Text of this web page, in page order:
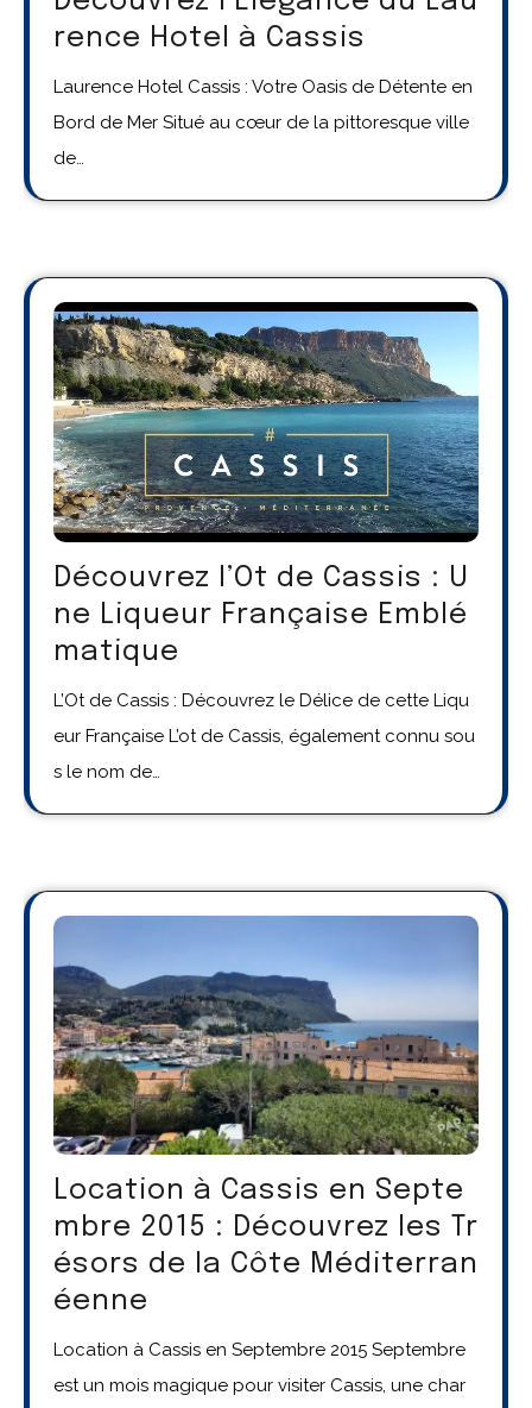
rence Hotel à Cassis
Laurence Hotel Cassis : Votre Oasis de Détente en
Bord de Mer Situé au cœur de la pittoresque ville
de…
Découvrez l’Ot de Cassis : U
ne Liqueur Française Emblé
matique
L’Ot de Cassis : Découvrez le Délice de cette Liqu
eur Française L’ot de Cassis, également connu sou
s le nom de…
Location à Cassis en Septe
mbre 2015 : Découvrez les Tr
ésors de la Côte Méditerran
éenne
Location à Cassis en Septembre 2015 Septembre
est un mois magique pour visiter Cassis, une char